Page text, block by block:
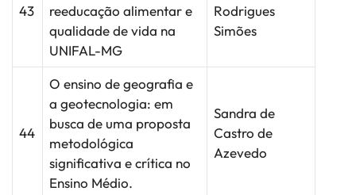
43
reeducação alimentar e
qualidade de vida na
UNIFAL-MG
Rodrigues
Simões
44
O ensino de geografia e
a geotecnologia: em
busca de uma proposta
metodológica
significativa e crítica no
Ensino Médio.
Sandra de
Castro de
Azevedo